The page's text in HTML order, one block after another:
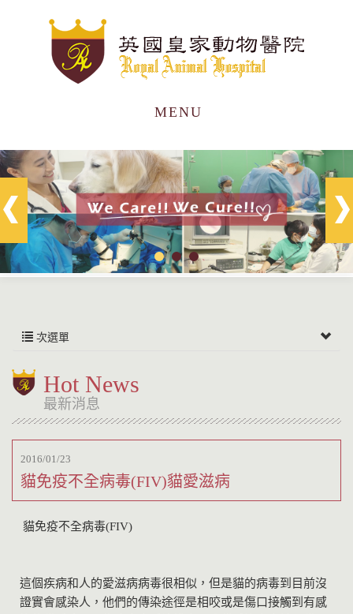
MENU
次選單
Hot News
最新消息
2016/01/23
貓免疫不全病毒(FIV)貓愛滋病
貓免疫不全病毒(FIV)
這個疾病和人的愛滋病病毒很相似，但是貓的病毒到目前沒
證實會感染人，他們的傳染途徑是相咬或是傷口接觸到有感